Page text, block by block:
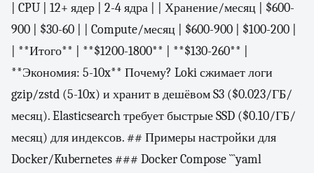
| CPU | 12+ ядер | 2-4 ядра | | Хранение/месяц | $600-
900 | $30-60 | | Compute/месяц | $600-900 | $100-200 |
| **Итого** | **$1200-1800** | **$130-260** |
**Экономия: 5-10x** Почему? Loki сжимает логи
gzip/zstd (5-10x) и хранит в дешёвом S3 ($0.023/ГБ/
месяц). Elasticsearch требует быстрые SSD ($0.10/ГБ/
месяц) для индексов. ## Примеры настройки для
Docker/Kubernetes ### Docker Compose ```yaml